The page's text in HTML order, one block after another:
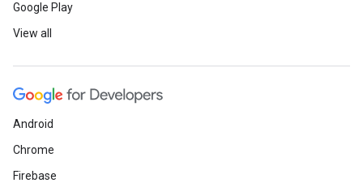
Google Play
View all
Android
Chrome
Firebase